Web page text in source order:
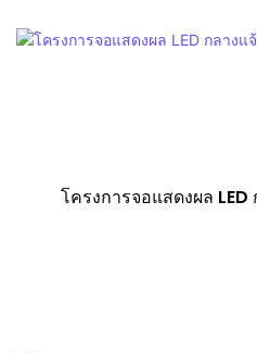
โครงการจอแสดงผล LED